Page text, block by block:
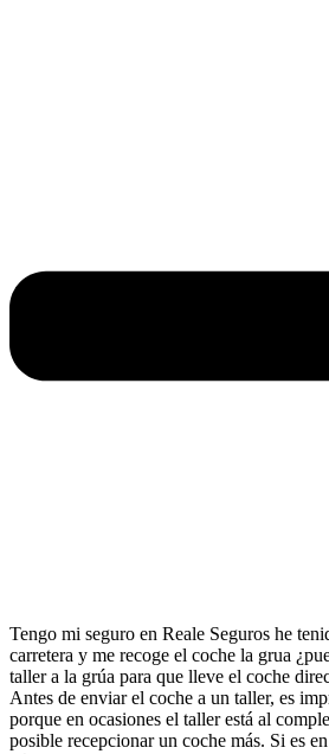
Tengo mi seguro en Reale Seguros he
carretera y me recoge el coche la grua
taller a la grúa para que lleve el coche
Antes de enviar el coche a un taller, es
porque en ocasiones el taller está al
posible recepcionar un coche más. Si es